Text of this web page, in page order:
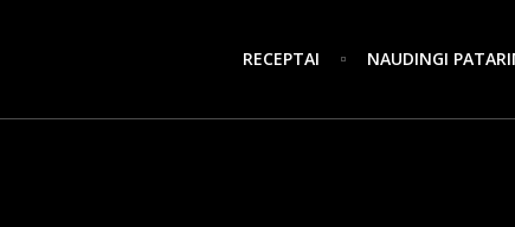
RECEPTAI NAUDINGI